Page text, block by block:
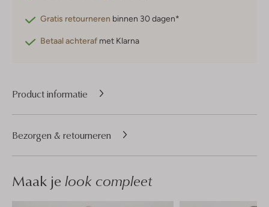
Gratis retourneren binnen 30 dagen*
Betaal achteraf met Klarna
Product informatie
Bezorgen & retourneren
Maak je look compleet